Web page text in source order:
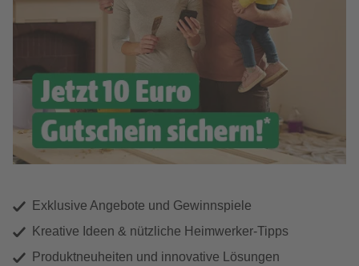
Exklusive Angebote und Gewinnspiele
Kreative Ideen & nützliche Heimwerker-Tipps
Produktneuheiten und innovative Lösungen